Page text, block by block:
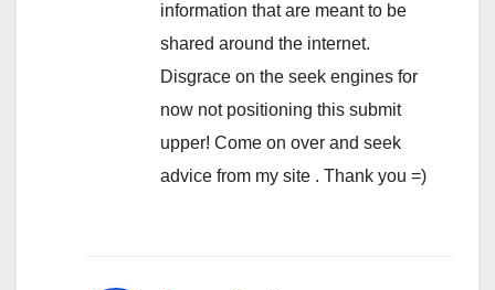
information that are meant to be
shared around the internet.
Disgrace on the seek engines for
now not positioning this submit
upper! Come on over and seek
advice from my site . Thank you =)